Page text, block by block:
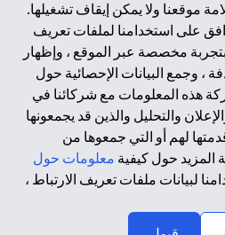
موقعنا ولا يمكن إيقاف تشغيلها.
على استخدامنا لملفات تعريف
بتجربة مخصصة عبر الموقع ، وإظهار
، وجمع البيانات الإحصائية حول
هذه المعلومات مع شركائنا في
والتحليل والذين قد يجمعونها
لهم أو التي جمعوها من
المزيد حول كيفية معلومات حول
لبيانات ملفات تعريف الارتباط ،
سيتي بنك هي علامة خدمة لشركة Citigroup Inc. أو .Citibank N.A ،
العالم.
لدى مصرف الإمارات المركزي تحت
أرقام التراخيص 202563 لفرع الوصل في دبي، 531989 لفرع مول
العربية المتحدة مرخص من مصرف
كفرع لبنك أجنبي.
المتحدة مرخص من هيئة الأوراق المالية
والسلع في الإمارات العربية المتحدة ("SCA") للقيام بالنشاط المالي لـ أ)